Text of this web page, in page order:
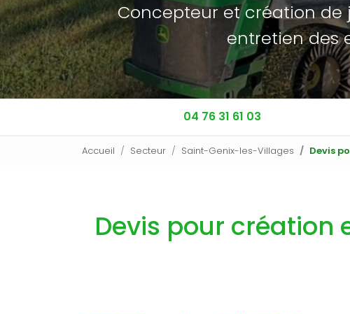
Concepteur et création de
entretien des
04 76 31 61 03
Accueil Secteur Saint-Genix-les-Villages Devis
Devis pour